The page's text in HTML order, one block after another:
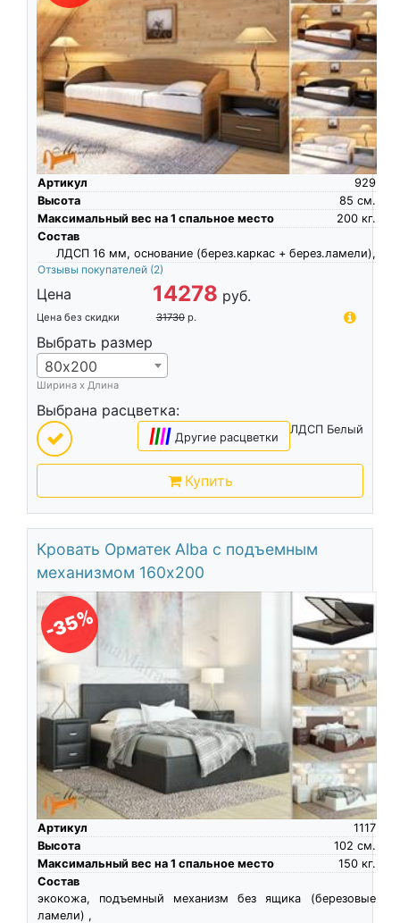
Артикул
929
Высота
см.
85
Максимальный вес на 1 спальное место
кг.
200
Состав
ЛДСП 16 мм, основание (берез.каркас + берез.ламели),
Отзывы покупателей (2)
Цена 14278 руб.
Цена без скидки 31730 р.
Выбрать размер
80х200
Ширина х Длина
Выбрана расцветка:
ЛДСП Белый
|||| Другие расцветки
Купить
Кровать Орматек Alba с подъемным
механизмом 160х200
-35%
Артикул
1117
Высота
см.
102
Максимальный вес на 1 спальное место
кг.
150
Состав
экокожа, подъемный механизм без ящика (березовые
ламели) ,